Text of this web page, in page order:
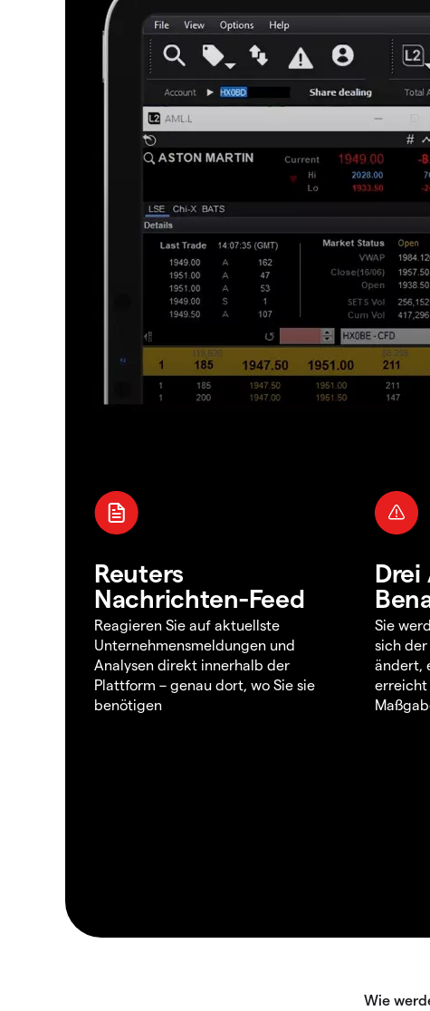
Reuters
Nachrichten-Feed
Reagieren Sie auf aktuellste
Unternehmensmeldungen und
Analysen direkt innerhalb der
Plattform – genau dort, wo Sie sie
benötigen
Drei
Sie
sich
ändert,
erreicht